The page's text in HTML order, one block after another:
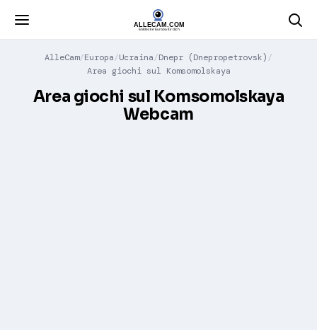
AlleCam Europa Ucraina Dnepr (Dnepropetrovsk)
Area giochi sul Komsomolskaya
Area giochi sul Komsomolskaya
Webcam